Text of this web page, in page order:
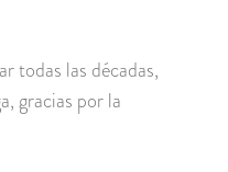
todas las décadas,
gracias por la